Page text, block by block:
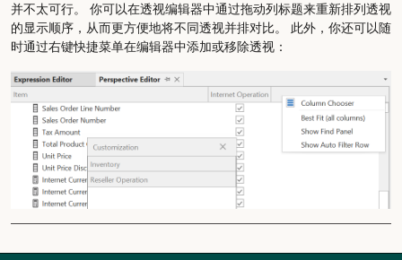
并不太可行。 你可以在透视编辑器中通过拖动列标题来重新排列透视
的显示顺序，从而更方便地将不同透视并排对比。 此外，你还可以随
时通过右键快捷菜单在编辑器中添加或移除透视：